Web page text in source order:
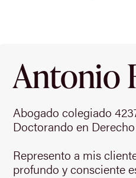
Antonio
Abogado colegiado
Doctorando en
Represento a mis
profundo y consciente